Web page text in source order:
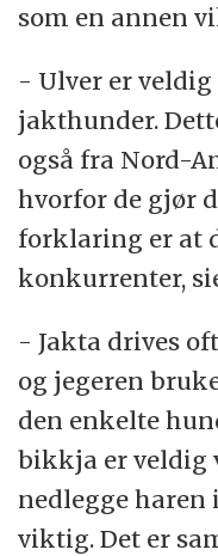
som en annen
- Ulver er
jakthunder.
også fra Nord-
hvorfor de gjør
forklaring er at
konkurrenter,
- Jakta drives
og jegeren
den enkelte
bikkja er veldig
nedlegge
viktig. Det er